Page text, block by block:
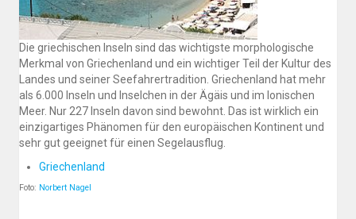
Die griechischen Inseln sind das wichtigste morphologische
Merkmal von Griechenland und ein wichtiger Teil der Kultur des
Landes und seiner Seefahrertradition. Griechenland hat mehr
als 6.000 Inseln und Inselchen in der Ägäis und im Ionischen
Meer. Nur 227 Inseln davon sind bewohnt. Das ist wirklich ein
einzigartiges Phänomen für den europäischen Kontinent und
sehr gut geeignet für einen Segelausflug.
Griechenland
Foto: Norbert Nagel